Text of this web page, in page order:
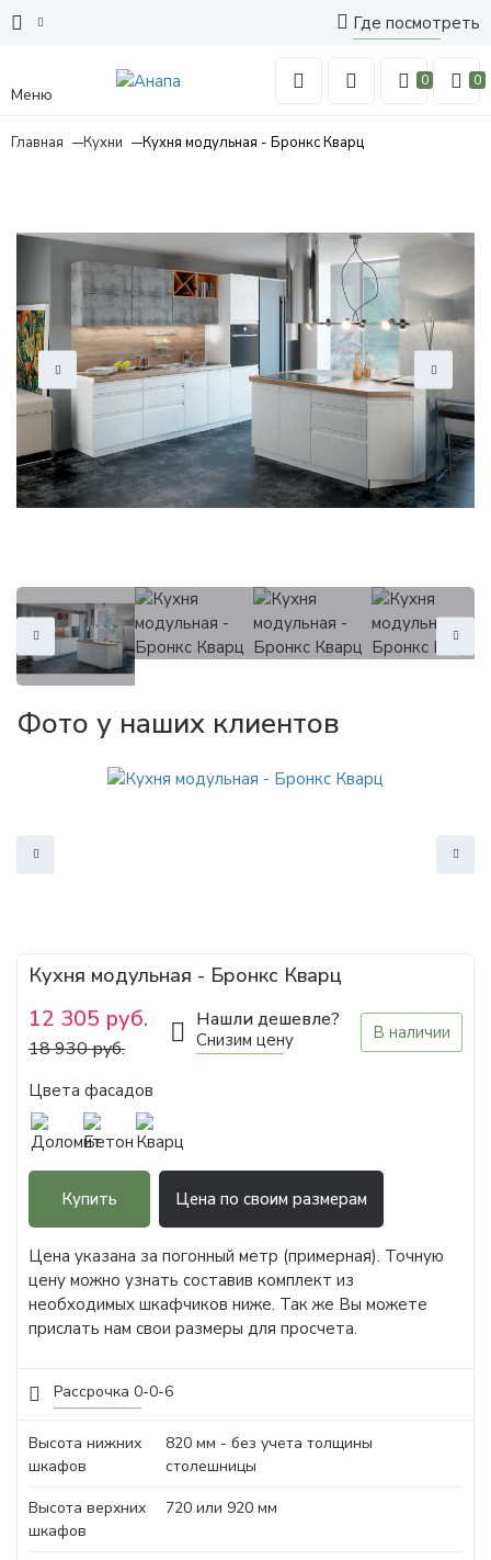
Где посмотреть
Меню
0 0
Главная Кухни Кухня модульная - Бронкс Кварц
Рассрочка 0-0-6
Кухня модульная - Бронкс Кварц
12 305 руб.
18 930 руб.
Нашли дешевле?
Снизим цену В наличии
Цвета фасадов
Купить Цена по своим размерам
Цена указана за погонный метр (примерная). Точную
цену можно узнать составив комплект из
необходимых шкафчиков ниже. Так же Вы можете
прислать нам свои размеры для просчета.
Высота нижних
шкафов
820 мм - без учета толщины
столешницы
Высота верхних
шкафов
720 или 920 мм
Фото у наших клиентов